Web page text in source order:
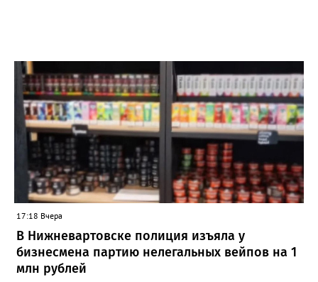
17:18 Вчера
В Нижневартовске полиция изъяла у
бизнесмена партию нелегальных вейпов на 1
млн рублей